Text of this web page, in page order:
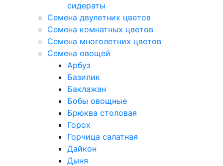
сидераты
Семена двулетних цветов
Семена комнатных цветов
Семена многолетних цветов
Семена овощей
Арбуз
Базилик
Баклажан
Бобы овощные
Брюква столовая
Горох
Горчица салатная
Дайкон
Дыня